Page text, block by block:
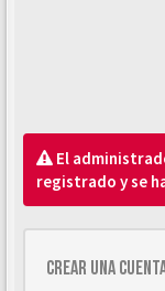
El
registrado y se
Crear una